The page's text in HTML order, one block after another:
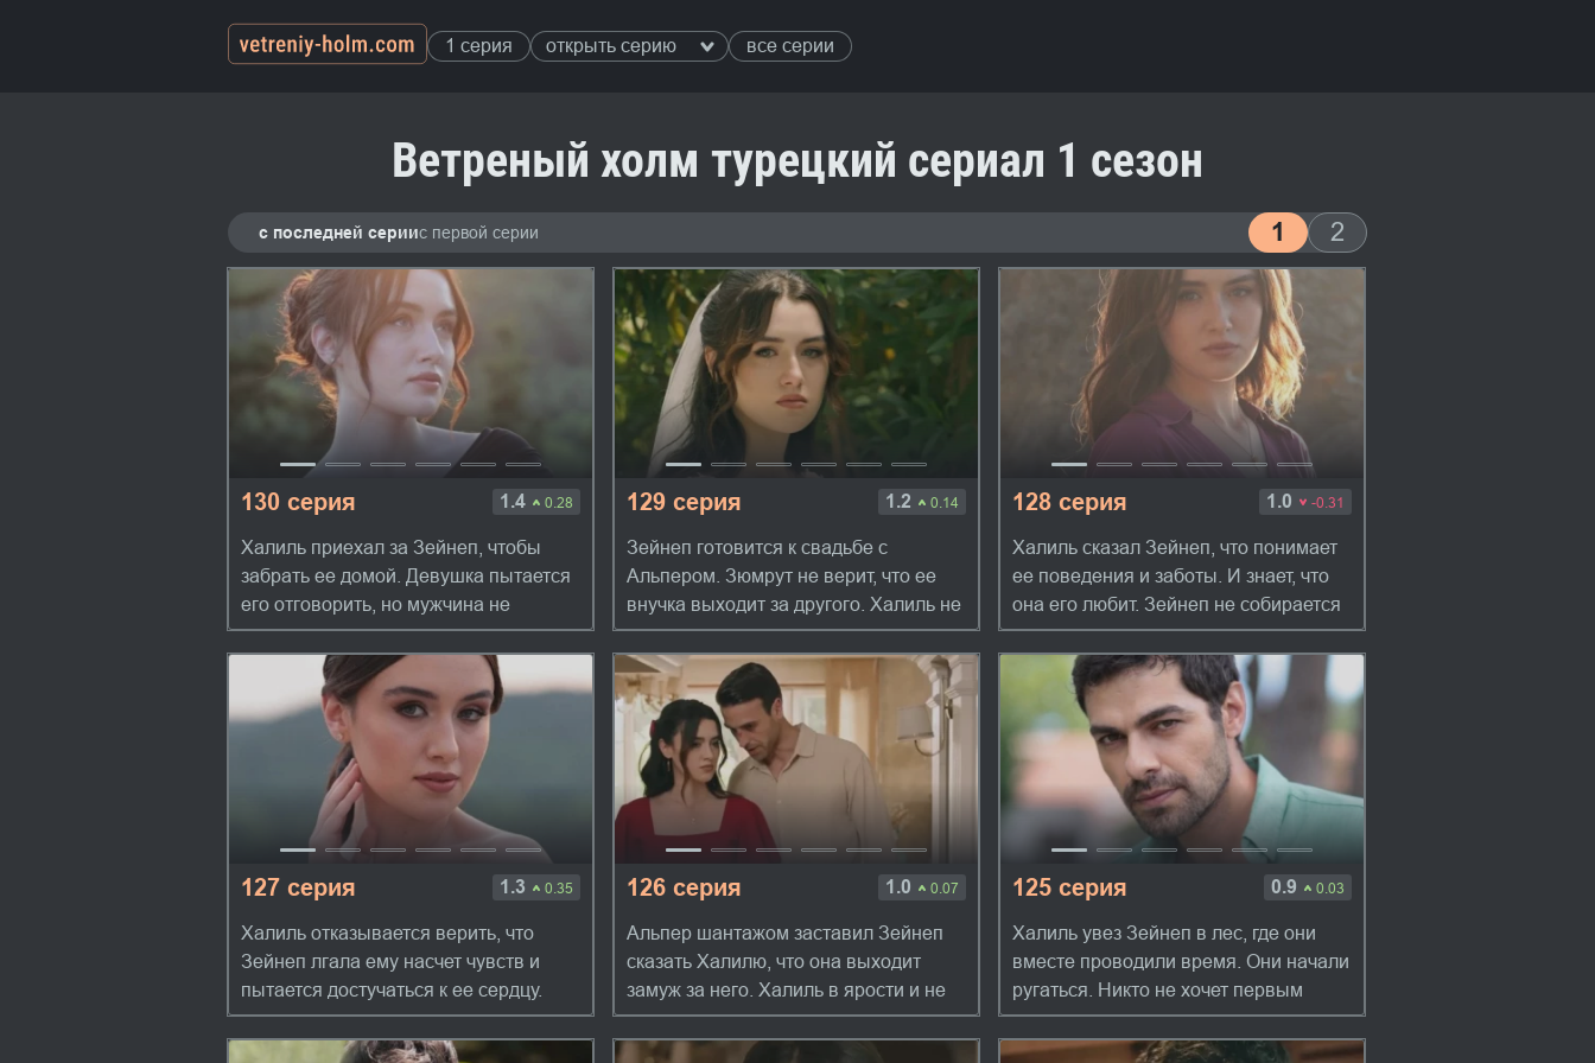
1 серия открыть серию все серии
Ветреный холм турецкий сериал 1 сезон
с последней сериис первой серии 1 2
130 серия 1.4 0.28
Халиль приехал за Зейнеп, чтобы
забрать ее домой. Девушка пытается
его отговорить, но мужчина не
собирается сдаваться. Они уезжают,
но Альпер догоняет беглецов и
преграждает им дор...
129 серия 1.2 0.14
Зейнеп готовится к свадьбе с
Альпером. Зюмрут не верит, что ее
внучка выходит за другого. Халиль не
знает, что сделать, чтобы остановить
Зейнеп, которая понимает, что все
кончено. ...
128 серия 1.0 -0.31
Халиль сказал Зейнеп, что понимает
ее поведения и заботы. И знает, что
она его любит. Зейнеп не собирается
признавать это. Однако внезапно
Халилю становится плохо. Он просит
любиму...
127 серия 1.3 0.35
Халиль отказывается верить, что
Зейнеп лгала ему насчет чувств и
пытается достучаться к ее сердцу.
Она не говорит правду, чтобы не
навредить Халилю. И пытается
126 серия 1.0 0.07
Альпер шантажом заставил Зейнеп
сказать Халилю, что она выходит
замуж за него. Халиль в ярости и не
верит, что Зейнеп может так
поступить. Девушка в отчаянии, если
125 серия 0.9 0.03
Халиль увез Зейнеп в лес, где они
вместе проводили время. Они начали
ругаться. Никто не хочет первым
говорить о своих чувствах. Сестра
Халиля рада видеть брата